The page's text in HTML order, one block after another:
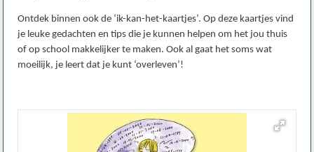
Ontdek binnen ook de ‘ik-kan-het-kaartjes’. Op deze kaartjes vind
je leuke gedachten en tips die je kunnen helpen om het jou thuis
of op school makkelijker te maken. Ook al gaat het soms wat
moeilijk, je leert dat je kunt ‘overleven’!